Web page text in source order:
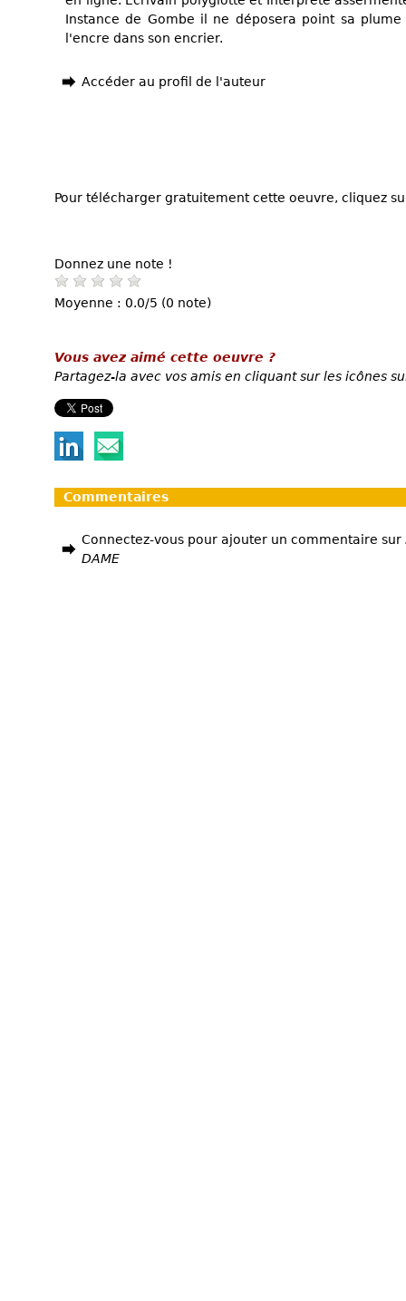
Instance de Gombe il ne déposera point sa
l'encre dans son encrier.
Accéder au profil de l'auteur
Pour télécharger gratuitement cette oeuvre, cliquez
Donnez une note !
Moyenne : 0.0/5 (0 note)
Vous avez aimé cette oeuvre ?
Partagez-la avec vos amis en cliquant sur les icônes
Commentaires
Connectez-vous pour ajouter un commentaire sur
DAME